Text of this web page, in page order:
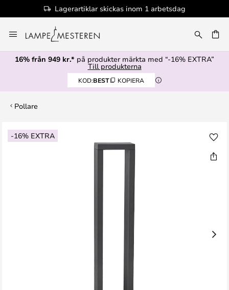
Lagerartiklar skickas inom 1 arbetsdag
till
innehållet
16% från 949 kr.* på produkter märkta med “-16% EXTRA”
Till produkterna
KOD:BEST KOPIERA
Pollare
-16% EXTRA
Hoppa
till